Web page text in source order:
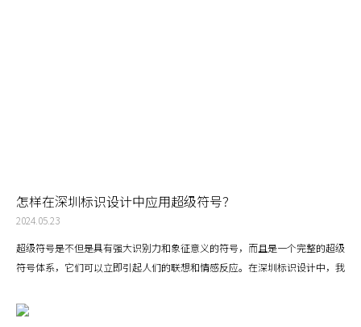
怎样在深圳标识设计中应用超级符号？
2024.05.23
超级符号是不但是具有强大识别力和象征意义的符号，而且是一个完整的超级
符号体系，它们可以立即引起人们的联想和情感反应。在深圳标识设计中，我
号，它是可以观看、引导、使用、触摸的符号，符号设计在与用户的互动中得